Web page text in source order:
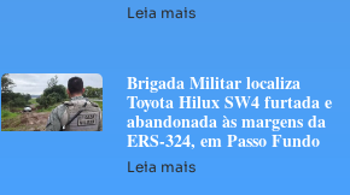
Leia mais
Brigada Militar localiza
Toyota Hilux SW4 furtada e
abandonada às margens da
ERS-324, em Passo Fundo
Leia mais